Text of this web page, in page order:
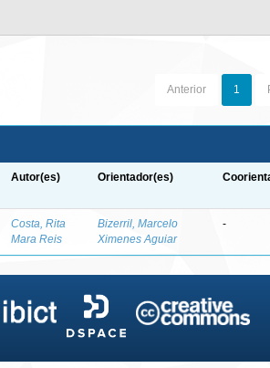
Anterior 1
Autor(es) Orientador(es)
Costa, Rita
Mara Reis
Bizerril, Marcelo
Ximenes Aguiar
-